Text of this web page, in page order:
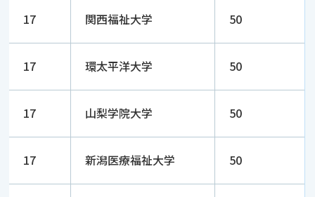
17 関西福祉大学 50
17 環太平洋大学 50
17 山梨学院大学 50
17 新潟医療福祉大学 50